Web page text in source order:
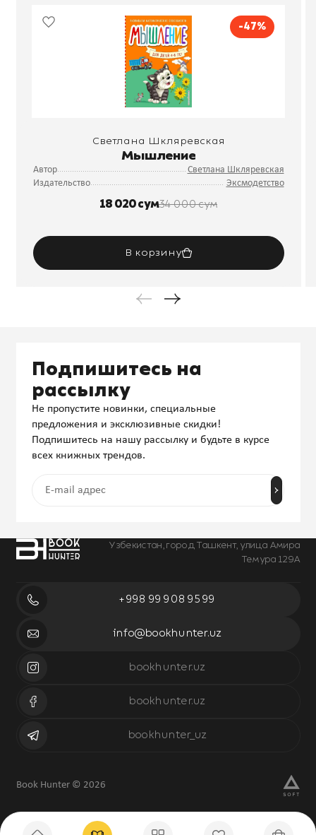
-47%
Светлана Шкляревская
Мышление
Автор
Светлана Шкляревская
Издательство
Эксмодетство
18 020 сум34 000 сум
В корзину
Узбекистан, город Ташкент, улица Амира
Темура 129А
+998 99 908 95 99
info@bookhunter.uz
bookhunter.uz
bookhunter.uz
bookhunter_uz
Подпишитесь на
рассылку
Не пропустите новинки, специальные
предложения и эксклюзивные скидки!
Подпишитесь на нашу рассылку и будьте в курсе
всех книжных трендов.
Book Hunter © 2026